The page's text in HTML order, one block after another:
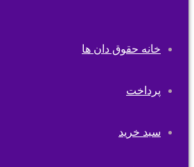
خانه حقوق دان ها
پرداخت
سبد خرید